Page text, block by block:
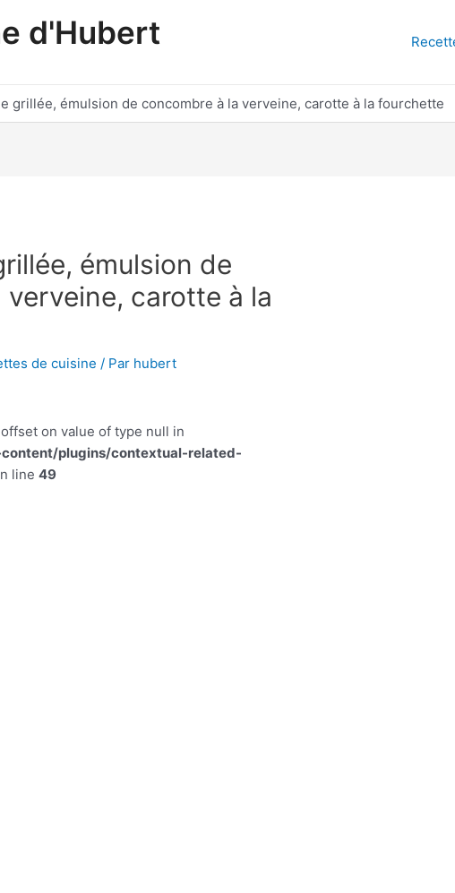
d'Hubert
grillée, émulsion de concombre à la verveine, carotte à la fourchette
émulsion de
carotte à la
de cuisine / Par hubert
on value of type null in
plugins/contextual-related-
line49